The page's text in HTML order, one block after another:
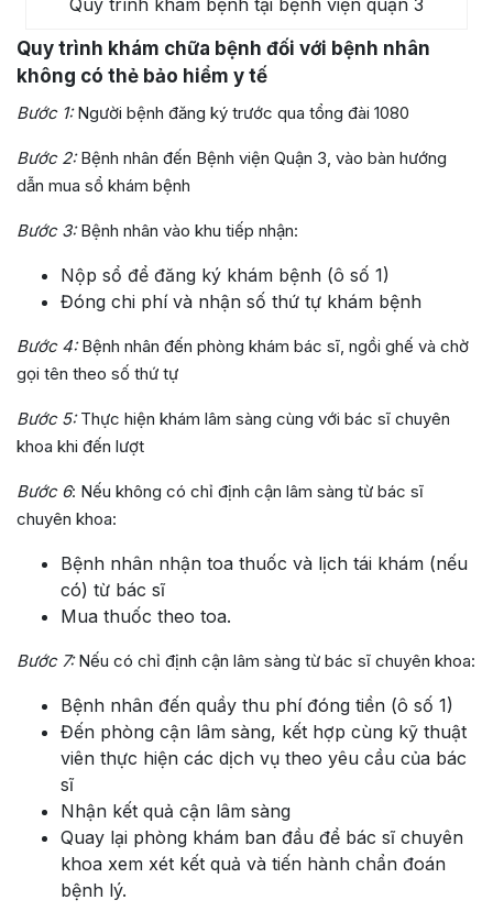
Quy trình khám chữa bệnh đối với bệnh nhân
không có thẻ bảo hiểm y tế
Bước 1:Người bệnh đăng ký trước qua tổng đài 1080
Bước 2:Bệnh nhân đến Bệnh viện Quận 3, vào bàn hướng
dẫn mua sổ khám bệnh
Bước 3:Bệnh nhân vào khu tiếp nhận:
Nộp sổ để đăng ký khám bệnh (ô số 1)
Đóng chi phí và nhận số thứ tự khám bệnh
Bước 4:Bệnh nhân đến phòng khám bác sĩ, ngồi ghế và chờ
gọi tên theo số thứ tự
Bước 5:Thực hiện khám lâm sàng cùng với bác sĩ chuyên
khoa khi đến lượt
Bước 6: Nếu không có chỉ định cận lâm sàng từ bác sĩ
chuyên khoa:
Bệnh nhân nhận toa thuốc và lịch tái khám (nếu
có) từ bác sĩ
Mua thuốc theo toa.
Bước 7:Nếu có chỉ định cận lâm sàng từ bác sĩ chuyên khoa:
Bệnh nhân đến quầy thu phí đóng tiền (ô số 1)
Đến phòng cận lâm sàng, kết hợp cùng kỹ thuật
viên thực hiện các dịch vụ theo yêu cầu của bác
sĩ
Nhận kết quả cận lâm sàng
Quay lại phòng khám ban đầu để bác sĩ chuyên
khoa xem xét kết quả và tiến hành chẩn đoán
bệnh lý.